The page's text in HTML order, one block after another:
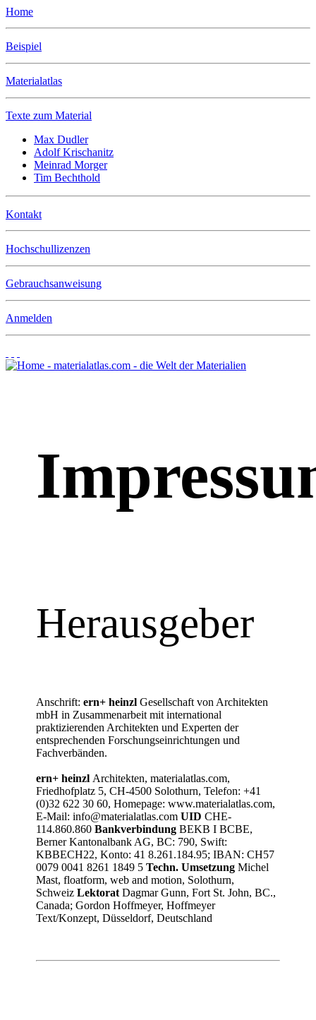
Home
Beispiel
Materialatlas
Texte zum Material
Max Dudler
Adolf Krischanitz
Meinrad Morger
Tim Bechthold
Kontakt
Hochschullizenzen
Gebrauchsanweisung
Anmelden
Herausgeber
Anschrift: ern+ heinzlGesellschaft von Architekten
mbH in Zusammenarbeit mit international
praktizierenden Architekten und Experten der
entsprechenden Forschungseinrichtungen und
Fachverbänden.
ern+ heinzl Architekten, materialatlas.com,
Friedhofplatz 5, CH-4500 Solothurn, Telefon: +41
(0)32 622 30 60, Homepage: www.materialatlas.com,
E-Mail: info@materialatlas.comUIDCHE-
114.860.860BankverbindungBEKB I BCBE,
Berner Kantonalbank AG, BC: 790, Swift:
KBBECH22, Konto: 41 8.261.184.95; IBAN: CH57
0079 0041 8261 1849 5Techn. UmsetzungMichel
Mast, floatform, web and motion, Solothurn,
SchweizLektoratDagmar Gunn, Fort St. John, BC.,
Canada; Gordon Hoffmeyer, Hoffmeyer
Text/Konzept, Düsseldorf, Deutschland